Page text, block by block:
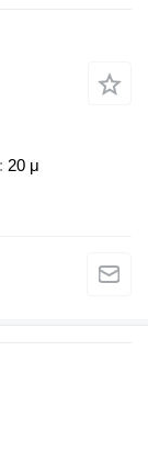
20 μ